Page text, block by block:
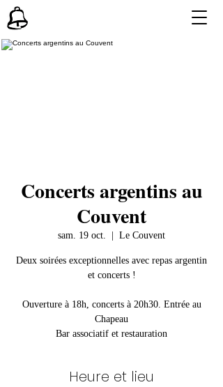
Concerts argentins au
Couvent
sam. 19 oct. Le Couvent
Deux soirées exceptionnelles avec repas argentin
et concerts !
Ouverture à 18h, concerts à 20h30. Entrée au
Chapeau
Bar associatif et restauration
Heure et lieu